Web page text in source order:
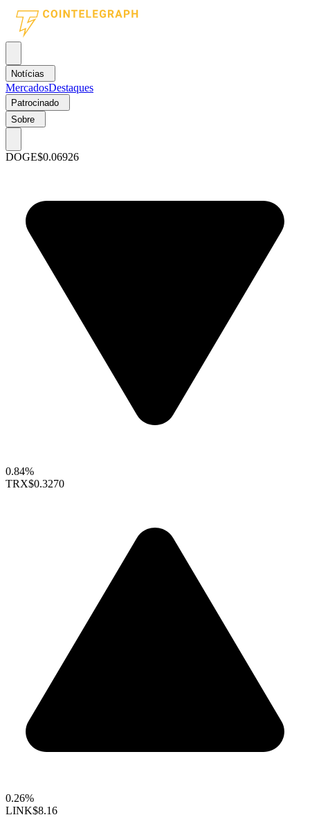
Notícias
MercadosDestaques
Patrocinado
Sobre
DOGE$0.06926
0.84%
TRX$0.3270
0.26%
LINK$8.16